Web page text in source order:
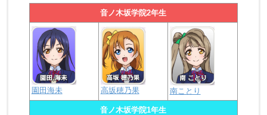
音ノ木坂学院2年生
園田海未 高坂穂乃果 南ことり
音ノ木坂学院1年生